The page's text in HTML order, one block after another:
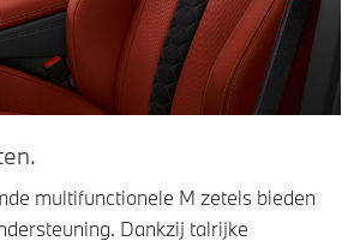
multifunctionele M zetels bieden
Dankzij talrijke